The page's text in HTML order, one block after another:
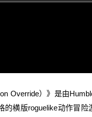
Override）》是由
的横版roguelike动作冒险